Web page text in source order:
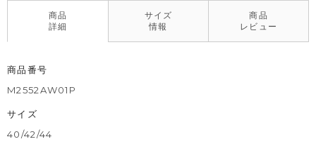
商品
詳細
サイズ
情報
商品
レビュー
商品番号
M2552AW01P
サイズ
40/42/44